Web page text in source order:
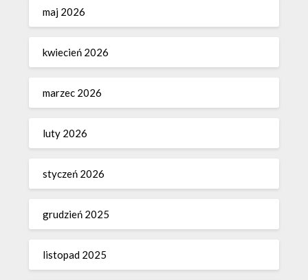
maj 2026
kwiecień 2026
marzec 2026
luty 2026
styczeń 2026
grudzień 2025
listopad 2025